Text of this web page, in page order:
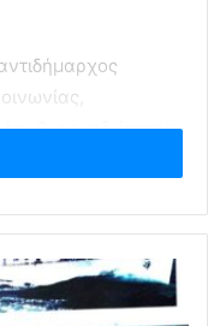
αρμοδιότητες:
του
γραφείου Φεστιβάλ,